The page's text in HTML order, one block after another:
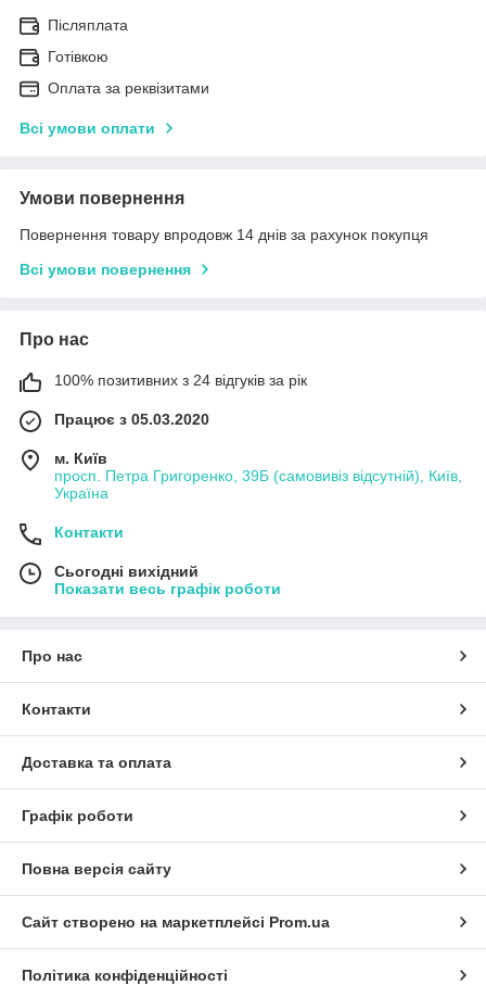
Післяплата
Готівкою
Оплата за реквізитами
Всі умови оплати
Умови повернення
Повернення товару впродовж 14 днів за рахунок покупця
Всі умови повернення
Про нас
100% позитивних з 24 відгуків за рік
Працює з 05.03.2020
м. Київ
просп. Петра Григоренко, 39Б (самовивіз відсутній), Київ,
Україна
Контакти
Сьогодні вихідний
Показати весь графік роботи
Про нас
Контакти
Доставка та оплата
Графік роботи
Повна версія сайту
Сайт створено на маркетплейсі Prom.ua
Політика конфіденційності